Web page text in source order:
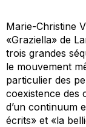
Marie-Christine
«Graziella» de
trois grandes
le mouvement
particulier des
coexistence des
d’un continuum
écrits» et «la